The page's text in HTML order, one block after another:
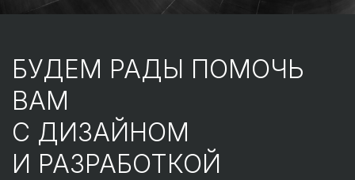
БУДЕМ РАДЫ ПОМОЧЬ
ВАМ
С ДИЗАЙНОМ
И РАЗРАБОТКОЙ